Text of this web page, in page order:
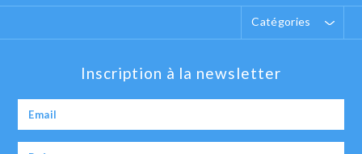
Catégories
Inscription à la newsletter